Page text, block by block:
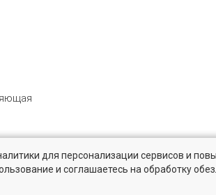
пр. Юрия Гагарина, 1
для персонализации сервисов и
и соглашаетесь на обработку